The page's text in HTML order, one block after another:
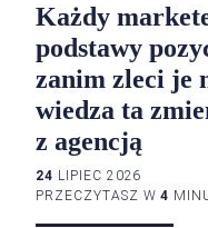
Każdy
podstawy
zanim zleci je
wiedza ta
z agencją
24 LIPIEC 2026
PRZECZYTASZ W4